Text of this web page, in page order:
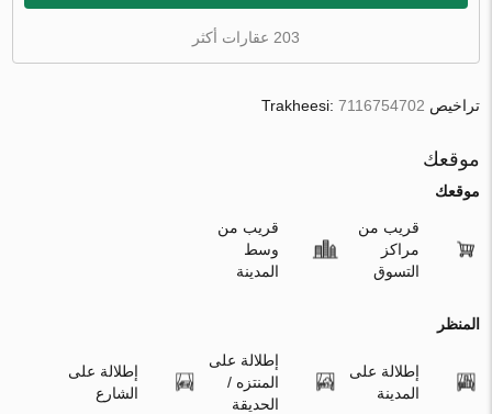
203 عقارات أكثر
تراخيص Trakheesi: 7116754702
موقعك
موقعك
قريب من
مراكز
التسوق
قريب من
وسط
المدينة
المنظر
إطلالة على
المدينة
إطلالة على
المنتزه /
الحديقة
إطلالة على
الشارع